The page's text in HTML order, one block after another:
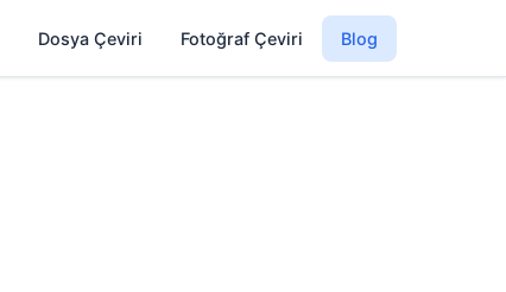
Dosya Çeviri Fotoğraf Çeviri Blog